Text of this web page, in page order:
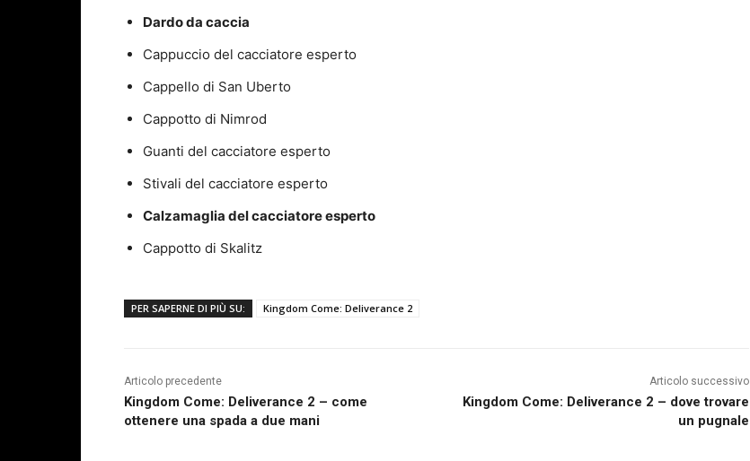
Dardo da caccia
Cappuccio del cacciatore esperto
Cappello di San Uberto
Cappotto di Nimrod
Guanti del cacciatore esperto
Stivali del cacciatore esperto
Calzamaglia del cacciatore esperto
Cappotto di Skalitz
PER SAPERNE DI PIÙ SU: Kingdom Come: Deliverance 2
Articolo precedente
Kingdom Come: Deliverance 2 – come
ottenere una spada a due mani
Articolo successivo
Kingdom Come: Deliverance 2 – dove trovare
un pugnale